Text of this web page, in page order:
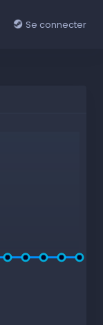
Se connecter